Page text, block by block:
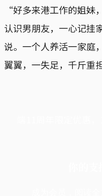
“好多来港工作的姐妹
认识男朋友，一心记
说。一个人养活一家庭
翼翼，一失足，千斤重